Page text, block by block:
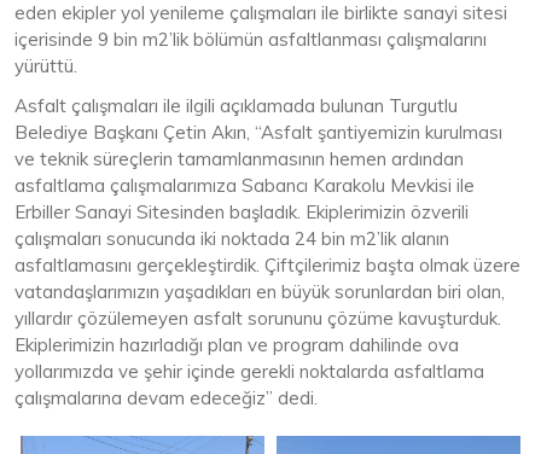
eden ekipler yol yenileme çalışmaları ile birlikte sanayi sitesi
içerisinde 9 bin m2’lik bölümün asfaltlanması çalışmalarını
yürüttü.
Asfalt çalışmaları ile ilgili açıklamada bulunan Turgutlu
Belediye Başkanı Çetin Akın, “Asfalt şantiyemizin kurulması
ve teknik süreçlerin tamamlanmasının hemen ardından
asfaltlama çalışmalarımıza Sabancı Karakolu Mevkisi ile
Erbiller Sanayi Sitesinden başladık. Ekiplerimizin özverili
çalışmaları sonucunda iki noktada 24 bin m2’lik alanın
asfaltlamasını gerçekleştirdik. Çiftçilerimiz başta olmak üzere
vatandaşlarımızın yaşadıkları en büyük sorunlardan biri olan,
yıllardır çözülemeyen asfalt sorununu çözüme kavuşturduk.
Ekiplerimizin hazırladığı plan ve program dahilinde ova
yollarımızda ve şehir içinde gerekli noktalarda asfaltlama
çalışmalarına devam edeceğiz” dedi.